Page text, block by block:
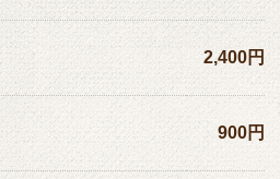
2,400円
900円